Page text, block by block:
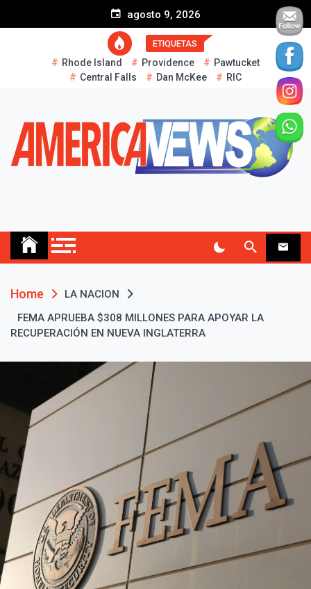
agosto 9, 2026
ETIQUETAS
Rhode Island Providence
Pawtucket
Central Falls
Dan McKee RIC
Home
LA NACION
FEMA APRUEBA $308 MILLONES PARA APOYAR LA
RECUPERACIÓN EN NUEVA INGLATERRA